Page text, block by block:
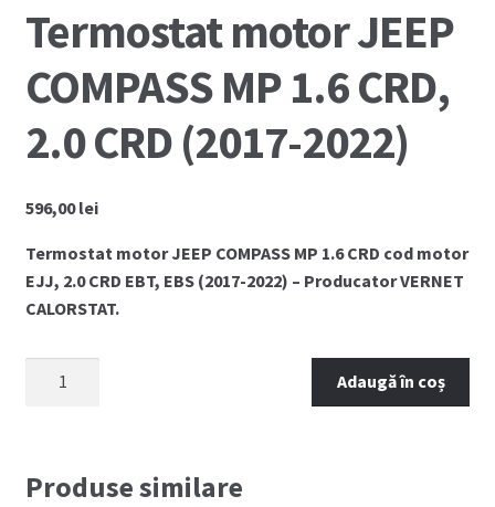
Despre Noi
Marci Comercializate
Plată
Politica COOKIE
Politica de confidentialitate
Termeni si conditii
Termostat motor JEEP
COMPASS MP 1.6 CRD,
2.0 CRD (2017-2022)
596,00lei
Termostat motor JEEP COMPASS MP 1.6 CRD cod motor
EJJ, 2.0 CRD EBT, EBS (2017-2022) – Producator VERNET
CALORSTAT.
COMPASS
Adaugă în coș
Produse similare